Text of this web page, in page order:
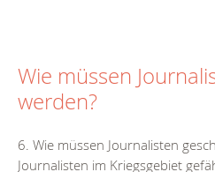
Wie müssen
werden?
6. Wie müssen Journalisten
Journalisten im Kriegsgebiet